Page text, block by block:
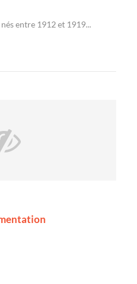
entre 1912 et 1919...